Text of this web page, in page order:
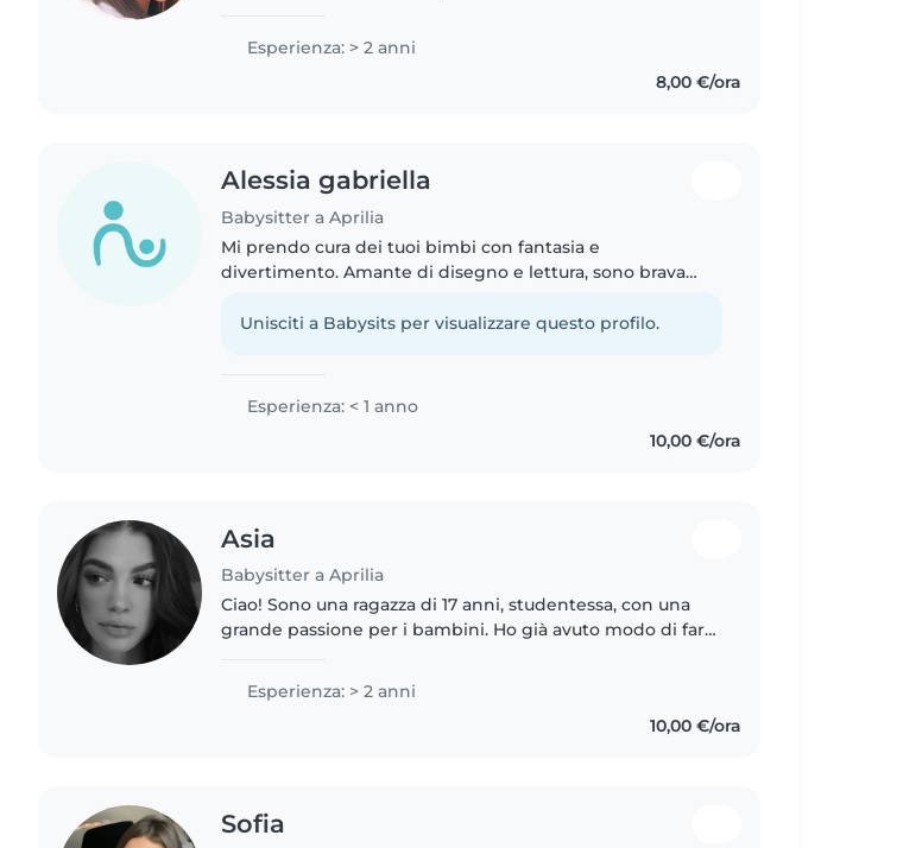
disponibile, precisa e..
Esperienza: > 2 anni
8,00 €/ora
Alessia gabriella
Babysitter a Aprilia
Mi prendo cura dei tuoi bimbi con fantasia e
divertimento. Amante di disegno e lettura, sono brava
inglese e rumeno.
Unisciti a Babysits per visualizzare questo profilo.
Esperienza: < 1 anno
10,00 €/ora
Asia
Babysitter a Aprilia
Ciao! Sono una ragazza di 17 anni, studentessa, con una
grande passione per i bambini. Ho già avuto modo di fare
giochi all'aperto,..
Esperienza: > 2 anni
10,00 €/ora
Sofia